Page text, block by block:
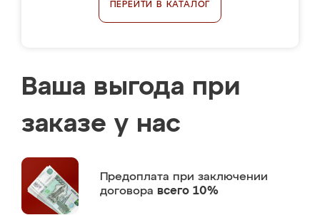
ПЕРЕЙТИ В КАТАЛОГ
Ваша выгода при
заказе у нас
Предоплата при заключении
договора всего 10%